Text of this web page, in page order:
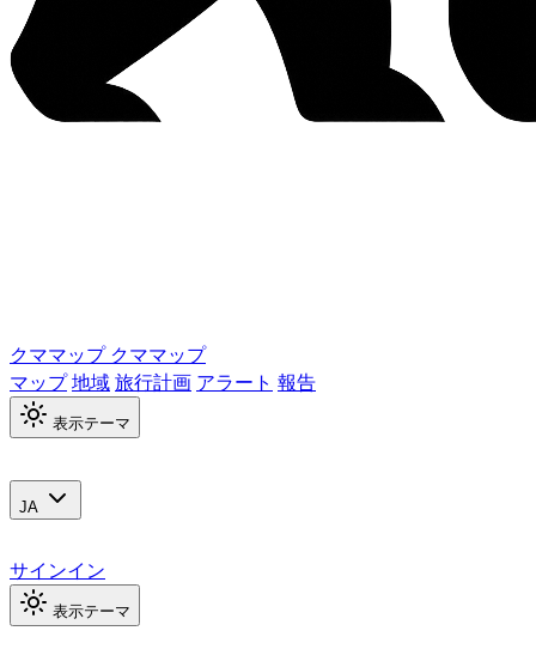
クママップ クママップ
マップ地域旅行計画 アラート 報告
表示テーマ
JA
サインイン
表示テーマ